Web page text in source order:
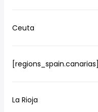
Ceuta
[regions_spain.canarias]
La Rioja